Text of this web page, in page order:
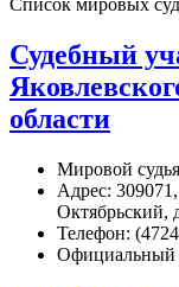
Судебный
области
Мировой
Адрес: 309071,
Октябрьский,
Телефон:
Официальный